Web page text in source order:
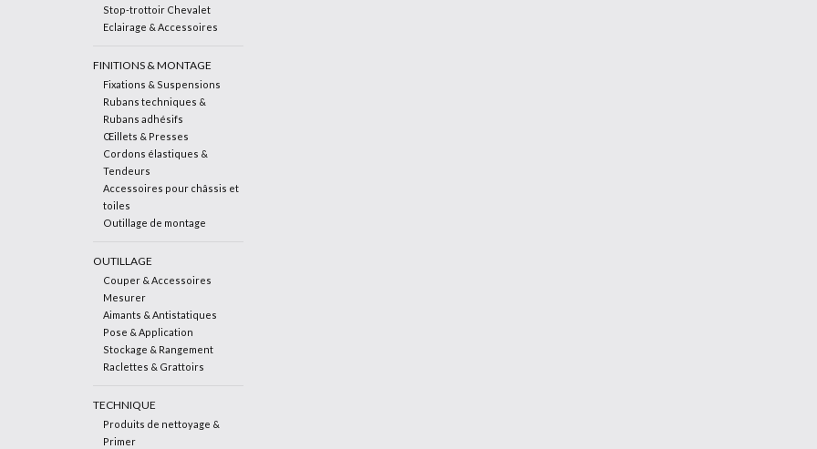
Stop-trottoir Chevalet
Eclairage & Accessoires
FINITIONS & MONTAGE
Fixations & Suspensions
Rubans techniques &
Rubans adhésifs
Œillets & Presses
Cordons élastiques &
Tendeurs
Accessoires pour châssis et
toiles
Outillage de montage
OUTILLAGE
Couper & Accessoires
Mesurer
Aimants & Antistatiques
Pose & Application
Stockage & Rangement
Raclettes & Grattoirs
TECHNIQUE
Produits de nettoyage &
Primer